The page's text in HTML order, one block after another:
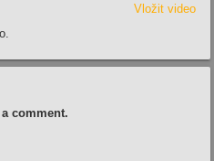
Vložit video
comment.